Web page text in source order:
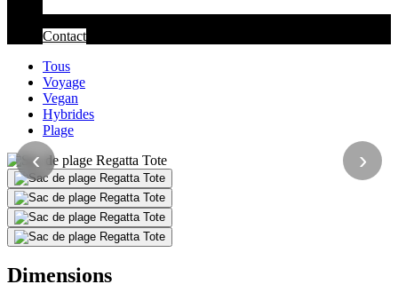
Contact
Tous
Voyage
Vegan
Hybrides
Plage
‹ ›
Dimensions